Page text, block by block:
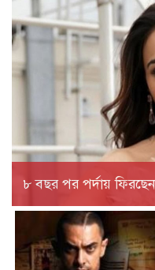
৮ বছর পর পর্দায় ফিরছেন